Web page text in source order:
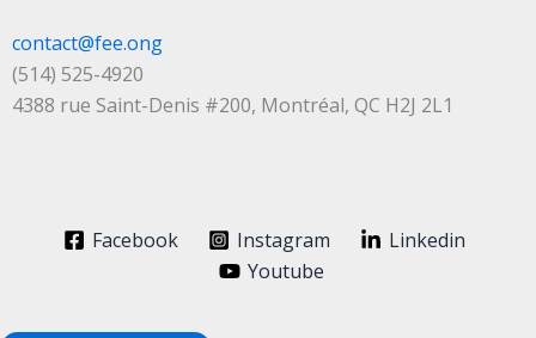
contact@fee.ong
(514) 525-4920
4388 rue Saint-Denis #200, Montréal, QC H2J 2L1
Facebook Instagram
Linkedin
Youtube